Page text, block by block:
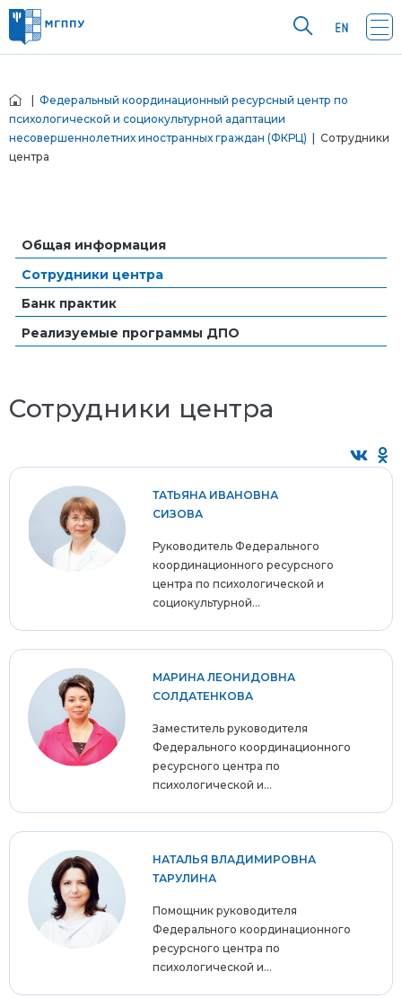
Федеральный координационный ресурсный центр по
психологической и социокультурной адаптации
несовершеннолетних иностранных граждан (ФКРЦ) | Сотрудники
центра
Общая информация
Сотрудники центра
Банк практик
Реализуемые программы ДПО
Сотрудники центра
ТАТЬЯНА ИВАНОВНА
СИЗОВА
Руководитель Федерального
координационного ресурсного
центра по психологической и
социокультурной...
МАРИНА ЛЕОНИДОВНА
СОЛДАТЕНКОВА
Заместитель руководителя
Федерального координационного
ресурсного центра по
психологической и...
НАТАЛЬЯ ВЛАДИМИРОВНА
ТАРУЛИНА
Помощник руководителя
Федерального координационного
ресурсного центра по
психологической и...